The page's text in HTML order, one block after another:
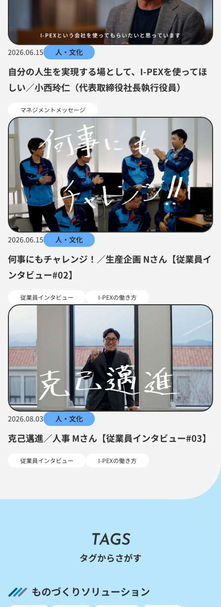
2026.06.15 人・文化
自分の人生を実現する場として、I-PEXを使ってほ
しい／小西玲仁（代表取締役社長執行役員）
マネジメントメッセージ
2026.06.15 人・文化
何事にもチャレンジ！／生産企画 Nさん【従業員イ
ンタビュー#02】
従業員インタビュー I-PEXの働き方
2026.08.03 人・文化
克己邁進／人事 Mさん【従業員インタビュー#03】
従業員インタビュー I-PEXの働き方
TAGS
タグからさがす
ものづくりソリューション